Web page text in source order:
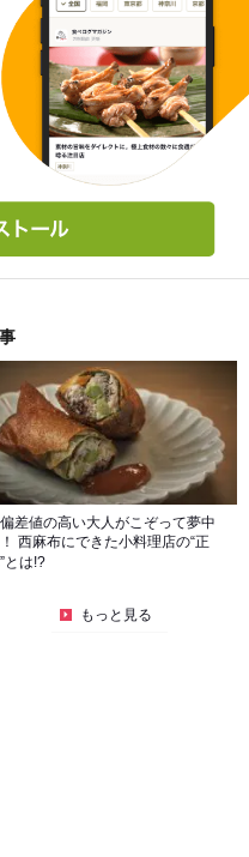
差値の高い大人がこぞって夢中
西麻布にできた小料理店の“正
とは!?
もっと見る